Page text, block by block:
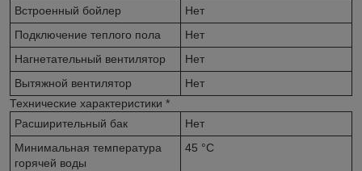
Встроенный бойлер
Нет
Подключение теплого пола
Нет
Нагнетательный вентилятор
Нет
Вытяжной вентилятор
Нет
Технические характеристики *
Расширительный бак
Нет
Минимальная температура
горячей воды
45 °С